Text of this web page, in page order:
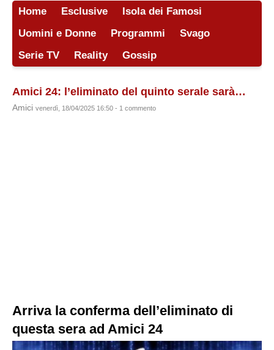
Home Esclusive
Isola dei Famosi
Uomini e Donne
Programmi
Svago
Serie TV
Reality Gossip
Amici 24: l’eliminato del quinto serale sarà…
Amici venerdì, 18/04/2025 16:50 - 1 commento
Arriva la conferma dell’eliminato di
questa sera ad Amici 24